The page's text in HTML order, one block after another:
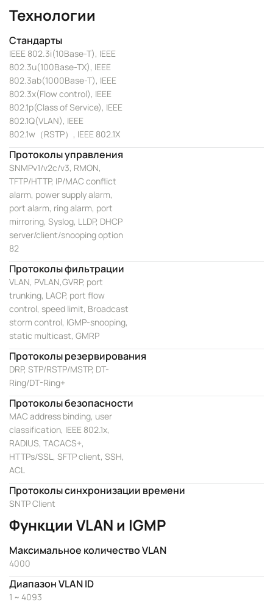
Технологии
Стандарты
IEEE 802.3i(10Base-T), IEEE
802.3u(100Base-TX), IEEE
802.3ab(1000Base-T), IEEE
802.3x(Flow control), IEEE
802.1p(Class of Service), IEEE
802.1Q(VLAN), IEEE
802.1w（RSTP）, IEEE 802.1X
Протоколы управления
SNMPv1/v2c/v3, RMON,
TFTP/HTTP, IP/MAC conflict
alarm, power supply alarm,
port alarm, ring alarm, port
mirroring, Syslog, LLDP, DHCP
server/client/snooping option
82
Протоколы фильтрации
VLAN, PVLAN,GVRP, port
trunking, LACP, port flow
control, speed limit, Broadcast
storm control, IGMP-snooping,
static multicast, GMRP
Протоколы резервирования
DRP, STP/RSTP/MSTP, DT-
Ring/DT-Ring+
Протоколы безопасности
MAC address binding, user
classification, IEEE 802.1x,
RADIUS, TACACS+,
HTTPs/SSL, SFTP client, SSH,
ACL
Протоколы синхронизации времени
SNTP Client
Функции VLAN и IGMP
Максимальное количество VLAN
4000
Диапазон VLAN ID
1 ~ 4093